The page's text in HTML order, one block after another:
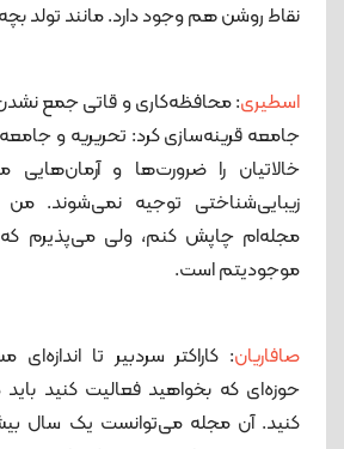
نقاط روشن هم وجود دارد. مانند تولد
اسطیری: محافظه‌کاری و قاتی جمع نشدن
جامعه قرینه‌سازی کرد: تحریریه و
خالاتیان را ضرورت‌ها و آرمان‌هایی
زیبایی‌شناختی توجیه نمی‌شوند.
مجله‌ام چاپش کنم، ولی می‌پذیرم
موجودیتم است.
صافاریان: کاراکتر سردبیر تا
حوزه‌ای که بخواهید فعالیت کنید باید
کنید. آن مجله می‌توانست یک سال